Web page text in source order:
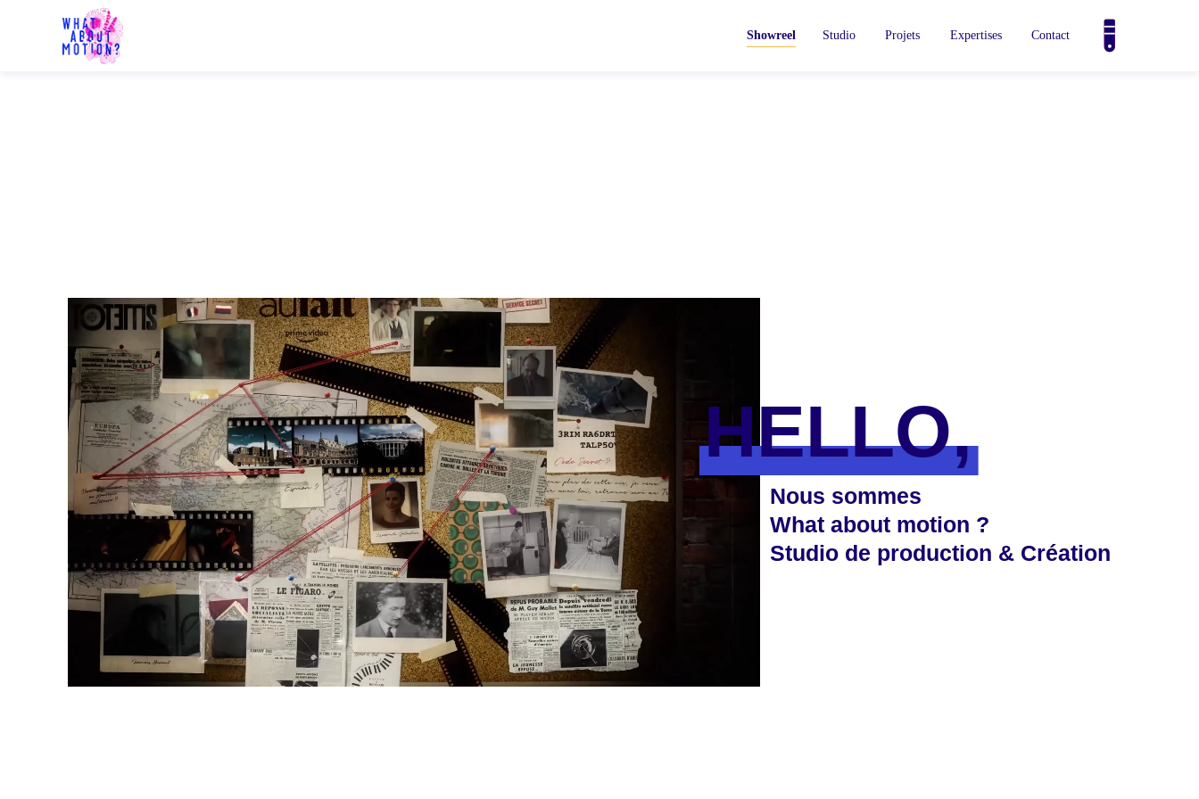
Showreel Studio Projets Expertises Contact
HELLO,
Nous sommes
What about motion ?
Studio de production & Création